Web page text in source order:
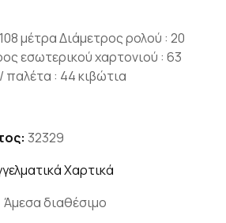
μέτρα Διάμετρος ρολού : 20
εσωτερικού χαρτονιού : 63
παλέτα : 44 κιβώτια
32329
Χαρτικά
Άμεσα διαθέσιμο